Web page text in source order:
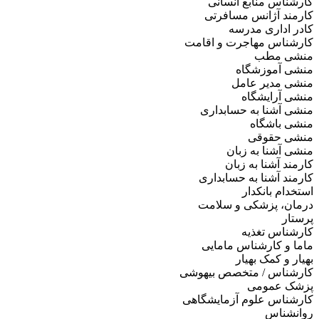
کارمند آژانس مسافرتی
کادر اداری مدرسه
کارشناس مهاجرت و اقامت
منشی مطب
منشی آموزشگاه
منشی مدیر عامل
منشی آرایشگاه
منشی آشنا به حسابداری
منشی باشگاه
منشی حقوقی
منشی آشنا به زبان
کارمند آشنا به زبان
کارمند آشنا به حسابداری
استخدام بانکدار
درمان، پزشکی و سلامت
پرستار
کارشناس تغذیه
ماما و کارشناس مامایی
بهیار و کمک بهیار
کارشناس / متخصص بیهوشی
پزشک عمومی
کارشناس علوم آزمایشگاهی
روانشناس